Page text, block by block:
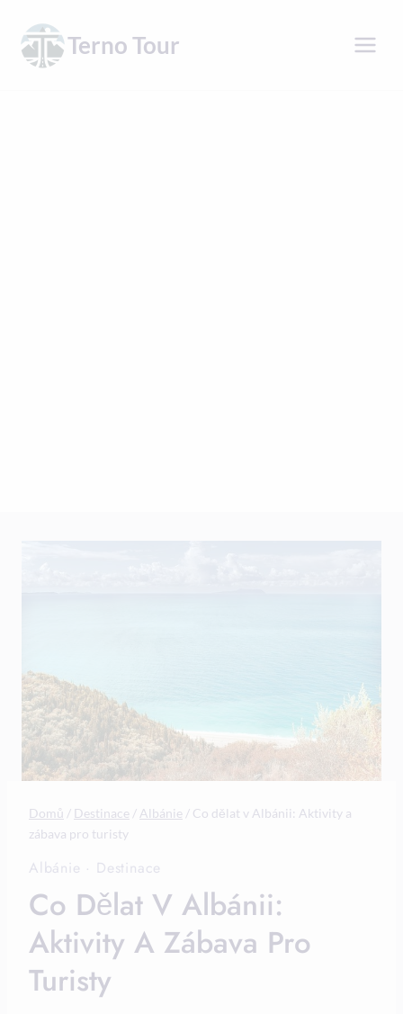
obsah
Terno Tour
Domů / Destinace / Albánie / Co dělat v Albánii: Aktivity a
zábava pro turisty
Albánie · Destinace
Co Dělat V Albánii:
Aktivity A Zábava Pro
Turisty